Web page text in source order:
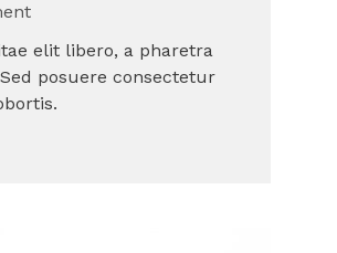
elit libero, a pharetra
posuere consectetur